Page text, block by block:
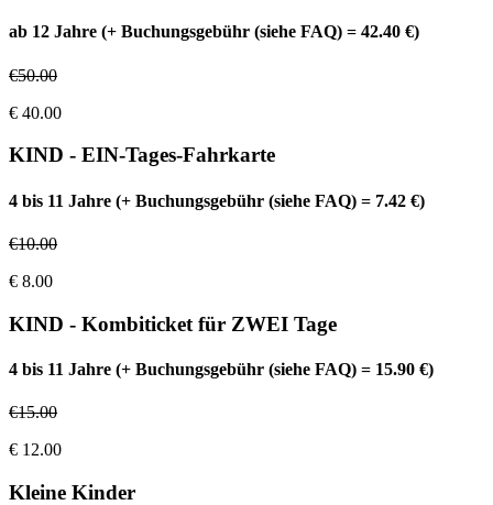
ab 12 Jahre (+ Buchungsgebühr (siehe FAQ) = 42.40 €)
€50.00
€ 40.00
KIND - EIN-Tages-Fahrkarte
4 bis 11 Jahre (+ Buchungsgebühr (siehe FAQ) = 7.42 €)
€10.00
€ 8.00
KIND - Kombiticket für ZWEI Tage
4 bis 11 Jahre (+ Buchungsgebühr (siehe FAQ) = 15.90 €)
€15.00
€ 12.00
Kleine Kinder